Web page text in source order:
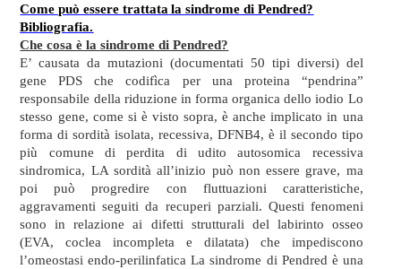
Come può essere trattata la sindrome di Pendred?
Bibliografia.
Che cosa è la sindrome di Pendred?
E’ causata da mutazioni (documentati 50 tipi diversi) del
gene PDS che codifìca per una proteina “pendrina”
responsabile della riduzione in forma organica dello iodio Lo
stesso gene, come si è visto sopra, è anche implicato in una
forma di sordità isolata, recessiva, DFNB4, è il secondo tipo
più comune di perdita di udito autosomica recessiva
sindromica, LA sordità all’inizio può non essere grave, ma
poi può progredire con fluttuazioni caratteristiche,
aggravamenti seguiti da recuperi parziali. Questi fenomeni
sono in relazione ai difetti strutturali del labirinto osseo
(EVA, coclea incompleta e dilatata) che impediscono
l’omeostasi endo-perilinfatica La sindrome di Pendred è una